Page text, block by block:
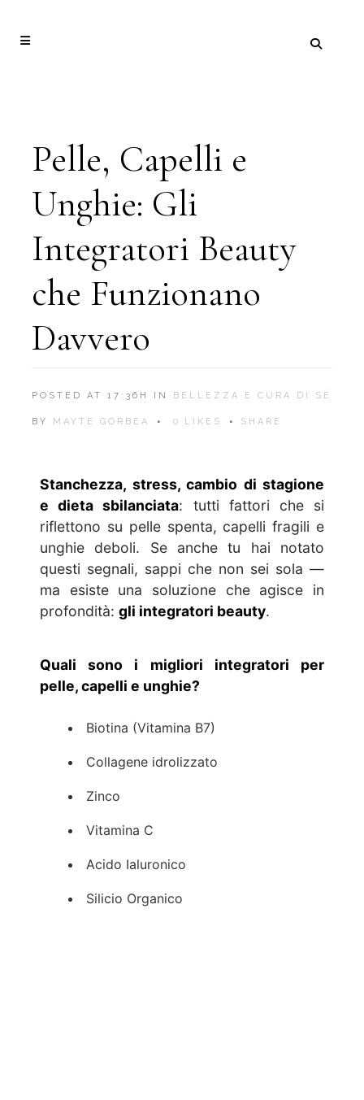
Pelle, Capelli e
Unghie: Gli
Integratori Beauty
che Funzionano
Davvero
POSTED AT 17:36H IN BELLEZZA E CURA DI SÉ
BY MAYTE GORBEA 0 LIKES SHARE
Stanchezza, stress, cambio di stagione
e dieta sbilanciata: tutti fattori che si
riflettono su pelle spenta, capelli fragili e
unghie deboli. Se anche tu hai notato
questi segnali, sappi che non sei sola —
ma esiste una soluzione che agisce in
profondità: gli integratori beauty.
Quali sono i migliori integratori per
pelle, capelli e unghie?
Biotina (Vitamina B7)
Collagene idrolizzato
Zinco
Vitamina C
Acido Ialuronico
Silicio Organico